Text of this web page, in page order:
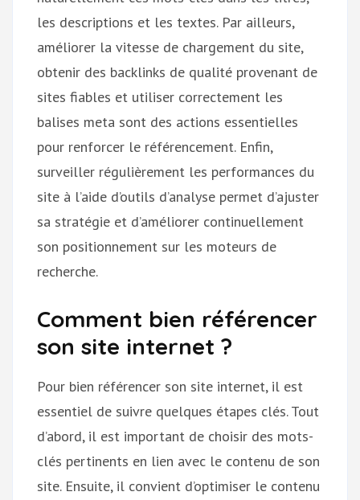
les descriptions et les textes. Par ailleurs,
améliorer la vitesse de chargement du site,
obtenir des backlinks de qualité provenant de
sites fiables et utiliser correctement les
balises meta sont des actions essentielles
pour renforcer le référencement. Enfin,
surveiller régulièrement les performances du
site à l’aide d’outils d’analyse permet d’ajuster
sa stratégie et d’améliorer continuellement
son positionnement sur les moteurs de
recherche.
Comment bien référencer
son site internet ?
Pour bien référencer son site internet, il est
essentiel de suivre quelques étapes clés. Tout
d’abord, il est important de choisir des mots-
clés pertinents en lien avec le contenu de son
site. Ensuite, il convient d’optimiser le contenu